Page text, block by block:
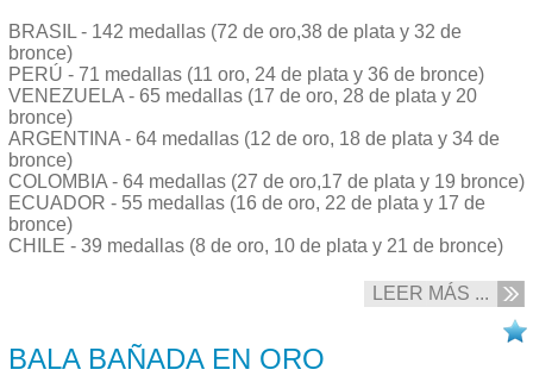
BRASIL - 142 medallas (72 de oro,38 de plata y 32 de
bronce)
PERÚ - 71 medallas (11 oro, 24 de plata y 36 de bronce)
VENEZUELA - 65 medallas (17 de oro, 28 de plata y 20
bronce)
ARGENTINA - 64 medallas (12 de oro, 18 de plata y 34 de
bronce)
COLOMBIA - 64 medallas (27 de oro,17 de plata y 19 bronce)
ECUADOR - 55 medallas (16 de oro, 22 de plata y 17 de
bronce)
CHILE - 39 medallas (8 de oro, 10 de plata y 21 de bronce)
LEER MÁS ...
BALA BAÑADA EN ORO